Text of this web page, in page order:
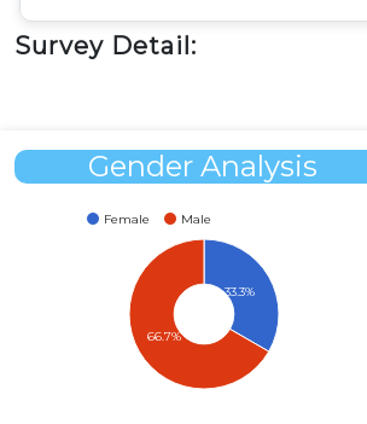
Survey Detail:
Gender Analysis
Female Male
33.3%
66.7%